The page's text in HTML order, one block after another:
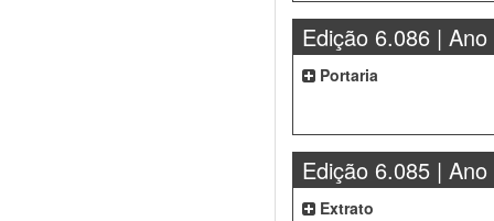
Edição 6.086 | Ano
Portaria
Edição 6.085 | Ano
Extrato